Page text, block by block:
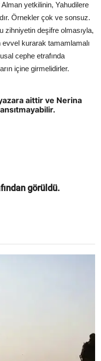
yetkilinin, Yahudilere
Örnekler çok ve sonsuz.
zihniyetin deşifre olmasıyla,
kurarak tamamlamalı
cephe etrafında
içine girmelidirler.
aittir ve Nerina
görüldü.